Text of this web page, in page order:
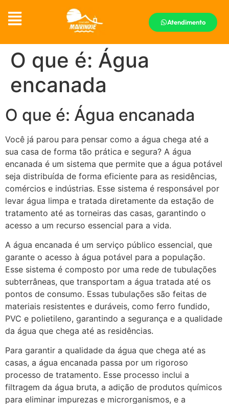
Atendimento
O que é: Água
encanada
O que é: Água encanada
Você já parou para pensar como a água chega até a
sua casa de forma tão prática e segura? A água
encanada é um sistema que permite que a água potável
seja distribuída de forma eficiente para as residências,
comércios e indústrias. Esse sistema é responsável por
levar água limpa e tratada diretamente da estação de
tratamento até as torneiras das casas, garantindo o
acesso a um recurso essencial para a vida.
A água encanada é um serviço público essencial, que
garante o acesso à água potável para a população.
Esse sistema é composto por uma rede de tubulações
subterrâneas, que transportam a água tratada até os
pontos de consumo. Essas tubulações são feitas de
materiais resistentes e duráveis, como ferro fundido,
PVC e polietileno, garantindo a segurança e a qualidade
da água que chega até as residências.
Para garantir a qualidade da água que chega até as
casas, a água encanada passa por um rigoroso
processo de tratamento. Esse processo inclui a
filtragem da água bruta, a adição de produtos químicos
para eliminar impurezas e microrganismos, e a